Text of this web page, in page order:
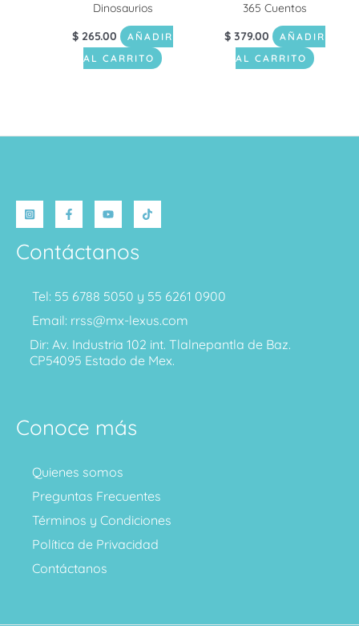
Dinosaurios
$ 265.00
AÑADIR
AL CARRITO
365 Cuentos
$ 379.00
AÑADIR
AL CARRITO
Contáctanos
Tel: 55 6788 5050 y 55 6261 0900
Email: rrss@mx-lexus.com
Dir: Av. Industria 102 int. Tlalnepantla de Baz.
CP54095 Estado de Mex.
Conoce más
Quienes somos
Preguntas Frecuentes
Términos y Condiciones
Política de Privacidad
Contáctanos